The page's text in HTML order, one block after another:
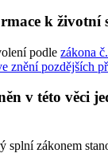
k životní
podle zákona
znění pozdějších
v této věci
splní zákonem